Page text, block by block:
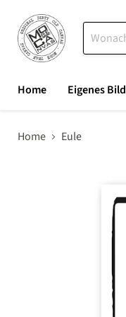
Home Eigenes Bild
Home Eule